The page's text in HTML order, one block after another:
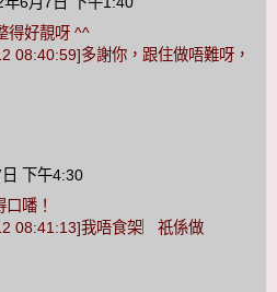
得好靚呀 ^^
08:40:59]多謝你，跟住做唔難呀，
下午4:30
噃！
08:41:13]我唔食架︳祇係做